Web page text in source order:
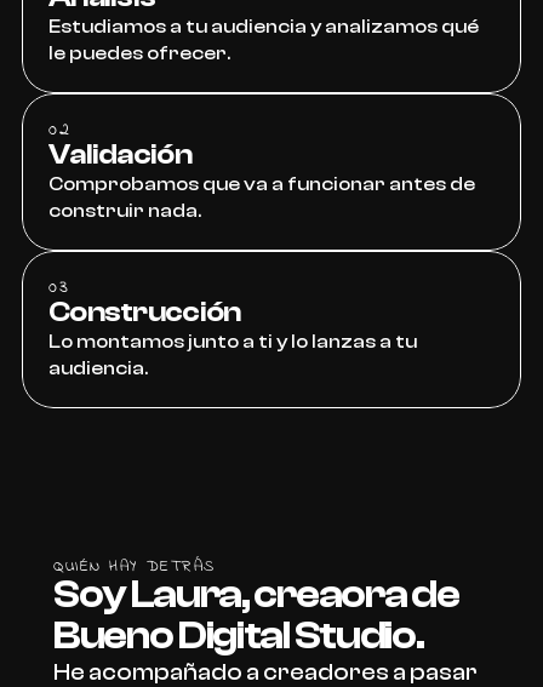
Estudiamos a tu audiencia y analizamos qué
le puedes ofrecer.
02
Validación
Comprobamos que va a funcionar antes de
construir nada.
03
Construcción
Lo montamos junto a ti y lo lanzas a tu
audiencia.
QUIÉN HAY DETRÁS
Soy Laura, creaora de
Bueno Digital Studio.
He acompañado a creadores a pasar